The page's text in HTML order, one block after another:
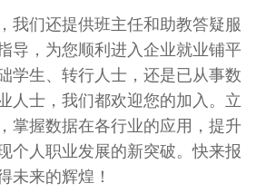
我们还提供班主任和助教答疑服
导，为您顺利进入企业就业铺平
学生、转行人士，还是已从事数
人士，我们都欢迎您的加入。立
掌握数据在各行业的应用，提升
个人职业发展的新突破。快来报
未来的辉煌！